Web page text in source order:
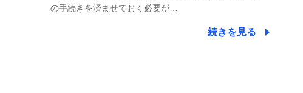
の手続きを済ませておく必要が…
続きを見る